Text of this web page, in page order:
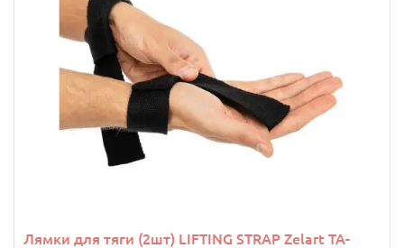
Лямки для тяги (2шт) LIFTING STRAP Zelart TA-